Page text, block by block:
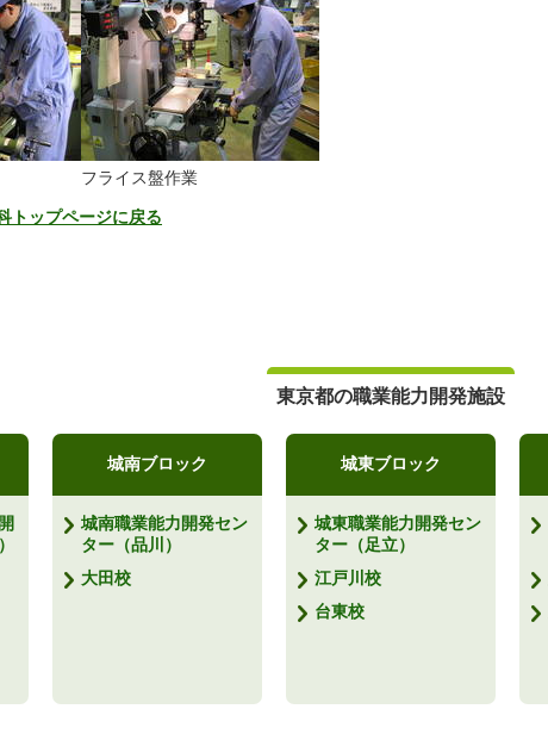
フライス盤作業
トップページに戻る
東京都の職業能力開発施設
城南ブロック
城南職業能力開発セン
ター（品川）
大田校
城東ブロック
城東職業能力開発セン
ター（足立）
江戸川校
台東校